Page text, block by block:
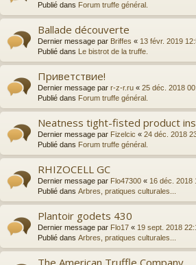
Publié dans Forum truffe général.
Ballade découverte
Dernier message par Briffes « 13 févr. 2019
Publié dans
Le bistrot de la truffe.
Приветствие!
Dernier message par r-z-r.ru « 25 déc. 2018
Publié dans Forum truffe général.
Neatness tight-fisted product
Dernier message par Fizelcic « 24 déc. 2018
Publié dans Forum truffe général.
RHIZOCELL GC
Dernier message par Flo47300 « 16 déc. 2018
Publié dans Arbres, pratiques culturales...
Plantoir godets 430
Dernier message par Flo17 « 19 sept. 2018
Publié dans Arbres, pratiques culturales...